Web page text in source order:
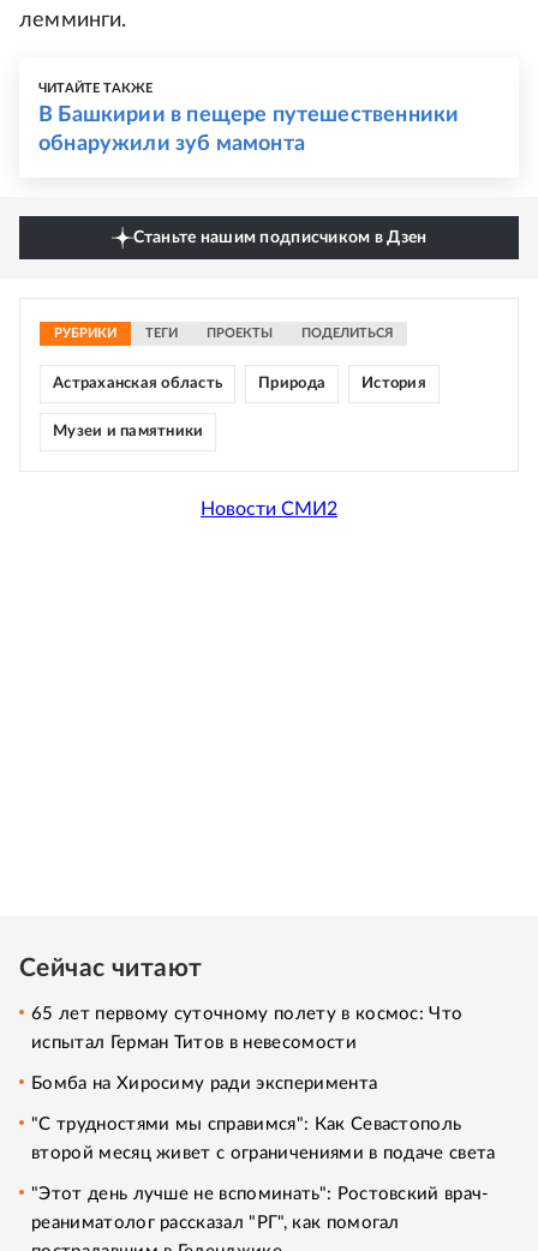
лемминги.
ЧИТАЙТЕ ТАКЖЕ
В Башкирии в пещере путешественники
обнаружили зуб мамонта
Станьте нашим подписчиком в Дзен
РУБРИКИ ТЕГИ ПРОЕКТЫ ПОДЕЛИТЬСЯ
Астраханская область Природа История
Музеи и памятники
Новости СМИ2
Сейчас читают
65 лет первому суточному полету в космос: Что
испытал Герман Титов в невесомости
Бомба на Хиросиму ради эксперимента
"С трудностями мы справимся": Как Севастополь
второй месяц живет с ограничениями в подаче света
"Этот день лучше не вспоминать": Ростовский врач-
реаниматолог рассказал "РГ", как помогал